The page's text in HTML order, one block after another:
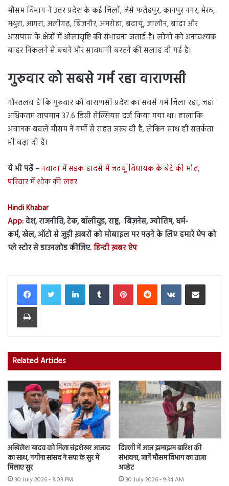
मौसम विभाग ने उत्तर प्रदेश के कई जिलों, जैसे फतेहपुर, कानपुर नगर, मेरठ,
मथुरा, आगरा, अलीगढ़, बिजनौर, अमरोहा, बदायूं, जालौन, बांदा और
आसपास के क्षेत्रों में ओलावृष्टि की संभावना जताई है। लोगों को अनावश्यक
बाहर निकलने से बचने और सावधानी बरतने की सलाह दी गई है।
गुरुवार को सबसे गर्म रहा वाराणसी
गौरतलब है कि गुरुवार को वाराणसी प्रदेश का सबसे गर्म जिला रहा, जहां
अधिकतम तापमान 37.6 डिग्री सेल्सियस दर्ज किया गया था। हालांकि
अचानक बदले मौसम ने गर्मी से राहत जरूर दी है, लेकिन साथ ही सतर्कता
भी बढ़ा दी है।
ये भी पढ़ें –नवादा में सड़क हादसे में जदयू विधायक के बेटे की मौत,
परिवार में शोक की लहर
Hindi Khabar
App:देश, राजनीति, टेक, बॉलीवुड, राष्ट्र, बिज़नेस, ज्योतिष, धर्म-
कर्म, खेल, ऑटो से जुड़ी ख़बरों को मोबाइल पर पढ़ने के लिए हमारे ऐप को
प्ले स्टोर से डाउनलोड कीजिए.हिन्दी ख़बर ऐप
LinkedInTumblr PinterestReddit VKontakteShare via Email
Print
Related Articles
अखिलेश यादव को मिला चंद्रशेखर आजाद
का साथ, नगीना सांसद ने सपा के सुर में
मिलाए सुर
30 July 2026 - 3:03 PM
दिल्ली में आज झमाझम बारिश की
संभावना, जानें मौसम विभाग का ताजा
अपडेट
30 July 2026 - 9:34 AM